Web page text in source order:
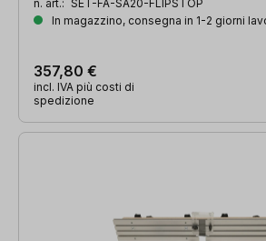
n. art.: SET-FA-SA20-FLIPSTOP
In magazzino, consegna in 1-2 giorni
357,80 €
incl. IVA più costi di
spedizione